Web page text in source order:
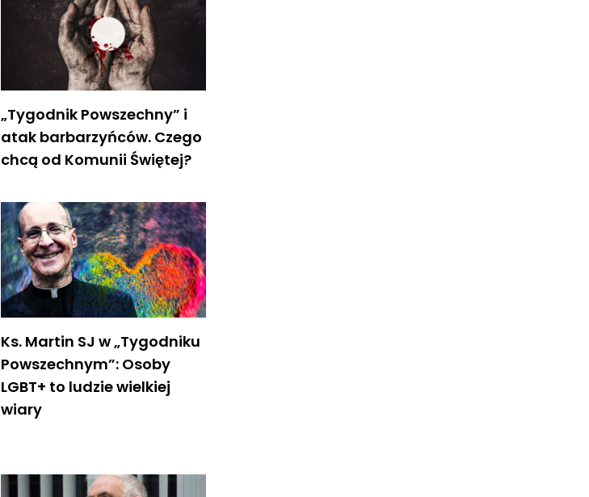
„Tygodnik Powszechny” i
atak barbarzyńców. Czego
chcą od Komunii Świętej?
Ks. Martin SJ w „Tygodniku
Powszechnym”: Osoby
LGBT+ to ludzie wielkiej
wiary